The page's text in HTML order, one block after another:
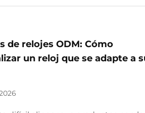
de relojes ODM: Cómo
un reloj que se adapte a